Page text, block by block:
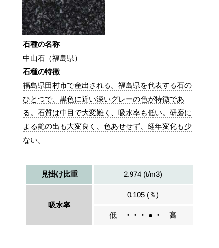
石種の名称
中山石（福島県）
石種の特徴
福島県田村市で産出される。福島県を代表する石の
ひとつで、黒色に近い深いグレーの色が特徴であ
る。石質は中目で大変難く、吸水率も低い。研磨に
よる艶の出も大変良く、色あせせず、経年変化も少
ない。
見掛け比重 2.974 (t/m3)
吸水率
0.105 (％)
低 ・・・ ● ・ 高